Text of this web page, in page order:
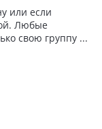
или если
Любые
свою группу ...